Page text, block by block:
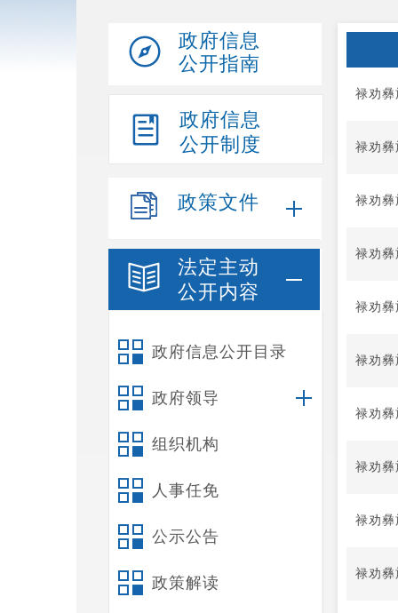
政府信息
公开指南
政府信息
公开制度
政策文件
法定主动
公开内容
政府信息公开目录
政府领导
组织机构
人事任免
公示公告
政策解读
禄劝
禄劝
禄劝
禄劝
禄劝
禄劝
禄劝
禄劝
禄劝
禄劝